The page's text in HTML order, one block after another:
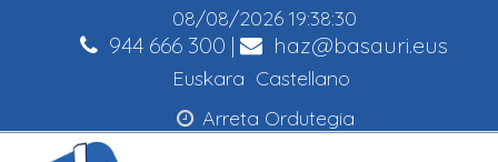
08/08/202619:38:31
944 666 300 | haz@basauri.eus
Euskara Castellano
Arreta Ordutegia